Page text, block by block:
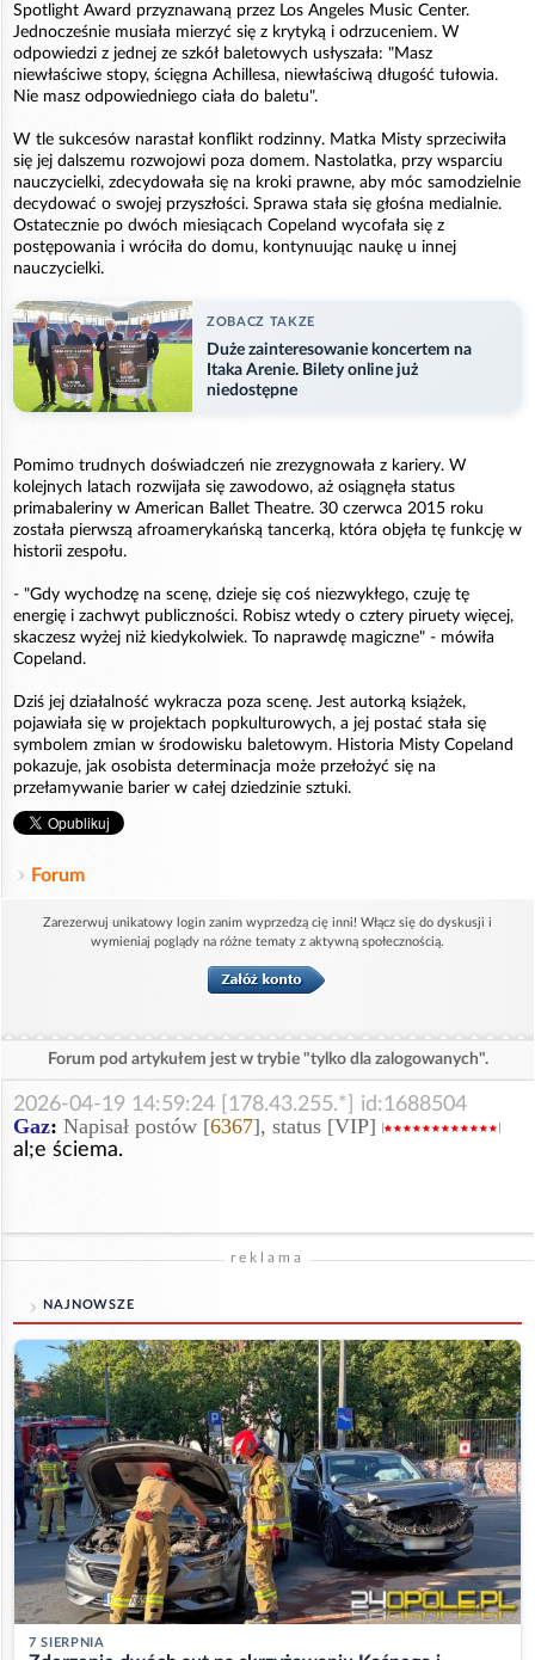
Spotlight Award przyznawaną przez Los Angeles Music Center.
Jednocześnie musiała mierzyć się z krytyką i odrzuceniem. W
odpowiedzi z jednej ze szkół baletowych usłyszała: "Masz
niewłaściwe stopy, ścięgna Achillesa, niewłaściwą długość tułowia.
Nie masz odpowiedniego ciała do baletu".
W tle sukcesów narastał konflikt rodzinny. Matka Misty sprzeciwiła
się jej dalszemu rozwojowi poza domem. Nastolatka, przy wsparciu
nauczycielki, zdecydowała się na kroki prawne, aby móc samodzielnie
decydować o swojej przyszłości. Sprawa stała się głośna medialnie.
Ostatecznie po dwóch miesiącach Copeland wycofała się z
postępowania i wróciła do domu, kontynuując naukę u innej
nauczycielki.
ZOBACZ TAKZE
Duże zainteresowanie koncertem na
Itaka Arenie. Bilety online już
niedostępne
Pomimo trudnych doświadczeń nie zrezygnowała z kariery. W
kolejnych latach rozwijała się zawodowo, aż osiągnęła status
primabaleriny w American Ballet Theatre. 30 czerwca 2015 roku
została pierwszą afroamerykańską tancerką, która objęła tę funkcję w
historii zespołu.
- "Gdy wychodzę na scenę, dzieje się coś niezwykłego, czuję tę
energię i zachwyt publiczności. Robisz wtedy o cztery piruety więcej,
skaczesz wyżej niż kiedykolwiek. To naprawdę magiczne" - mówiła
Copeland.
Dziś jej działalność wykracza poza scenę. Jest autorką książek,
pojawiała się w projektach popkulturowych, a jej postać stała się
symbolem zmian w środowisku baletowym. Historia Misty Copeland
pokazuje, jak osobista determinacja może przełożyć się na
przełamywanie barier w całej dziedzinie sztuki.
Forum
Zarezerwuj unikatowy login zanim wyprzedzą cię inni! Włącz się do dyskusji i
wymieniaj poglądy na różne tematy z aktywną społecznością.
Forum pod artykułem jest w trybie "tylko dla zalogowanych".
2026-04-19 14:59:24 [178.43.255.*] id:1688504
Gaz: Napisał postów [6367], status [VIP]
al;e ściema.
reklama
NAJNOWSZE
7 SIERPNIA